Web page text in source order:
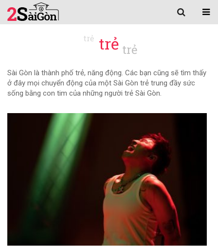
trẻ
Sài Gòn là thành phố trẻ, năng động. Các bạn cũng sẽ tìm thấy
ở đây mọi chuyển động của một Sài Gòn trẻ trung đầy sức
sống bằng con tim của những người trẻ Sài Gòn.